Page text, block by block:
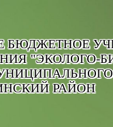
"ЭКОЛОГО-
РАЙОН